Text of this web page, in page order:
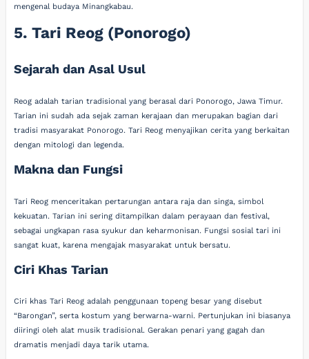
mengenal budaya Minangkabau.
5. Tari Reog (Ponorogo)
Sejarah dan Asal Usul
Reog adalah tarian tradisional yang berasal dari Ponorogo, Jawa Timur.
Tarian ini sudah ada sejak zaman kerajaan dan merupakan bagian dari
tradisi masyarakat Ponorogo. Tari Reog menyajikan cerita yang berkaitan
dengan mitologi dan legenda.
Makna dan Fungsi
Tari Reog menceritakan pertarungan antara raja dan singa, simbol
kekuatan. Tarian ini sering ditampilkan dalam perayaan dan festival,
sebagai ungkapan rasa syukur dan keharmonisan. Fungsi sosial tari ini
sangat kuat, karena mengajak masyarakat untuk bersatu.
Ciri Khas Tarian
Ciri khas Tari Reog adalah penggunaan topeng besar yang disebut
“Barongan”, serta kostum yang berwarna-warni. Pertunjukan ini biasanya
diiringi oleh alat musik tradisional. Gerakan penari yang gagah dan
dramatis menjadi daya tarik utama.